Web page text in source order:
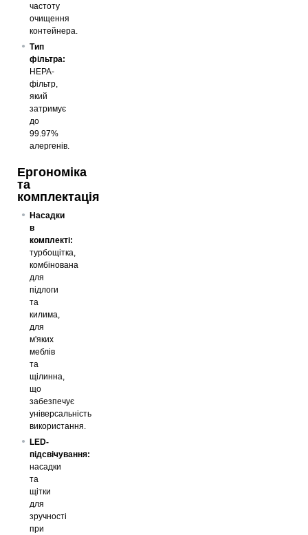
частоту
очищення
контейнера.
Тип
фільтра:
HEPA-
фільтр,
який
затримує
до
99.97%
алергенів.
Ергономіка
та
комплектація
Насадки
в
комплекті:
турбощітка,
комбінована
для
підлоги
та
килима,
для
м'яких
меблів
та
щілинна,
що
забезпечує
універсальність
використання.
LED-
підсвічування:
насадки
та
щітки
для
зручності
при